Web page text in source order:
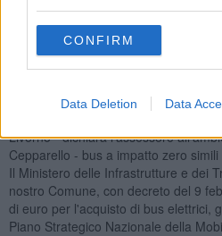
CONFIRM
Data Deletion Data
Il futuro prossimo parla di mobilità
presidente Ctt Nord Filippo Di
vogliamo praticarlo; per questo
Livorno - dichiara l'assessore
Cepparello - bus a impatto zero
Il Ministero delle Infrastrutture e dei
nostro Comune, con decreto del 9
di euro per l'acquisto di bus elettrici,
Piano Strategico Nazionale della